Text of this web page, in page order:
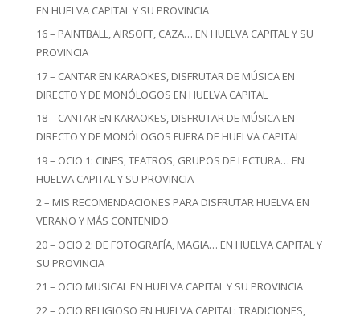
EN HUELVA CAPITAL Y SU PROVINCIA
16 – PAINTBALL, AIRSOFT, CAZA… EN HUELVA CAPITAL Y SU
PROVINCIA
17 – CANTAR EN KARAOKES, DISFRUTAR DE MÚSICA EN
DIRECTO Y DE MONÓLOGOS EN HUELVA CAPITAL
18 – CANTAR EN KARAOKES, DISFRUTAR DE MÚSICA EN
DIRECTO Y DE MONÓLOGOS FUERA DE HUELVA CAPITAL
19 – OCIO 1: CINES, TEATROS, GRUPOS DE LECTURA… EN
HUELVA CAPITAL Y SU PROVINCIA
2 – MIS RECOMENDACIONES PARA DISFRUTAR HUELVA EN
VERANO Y MÁS CONTENIDO
20 – OCIO 2: DE FOTOGRAFÍA, MAGIA… EN HUELVA CAPITAL Y
SU PROVINCIA
21 – OCIO MUSICAL EN HUELVA CAPITAL Y SU PROVINCIA
22 – OCIO RELIGIOSO EN HUELVA CAPITAL: TRADICIONES,